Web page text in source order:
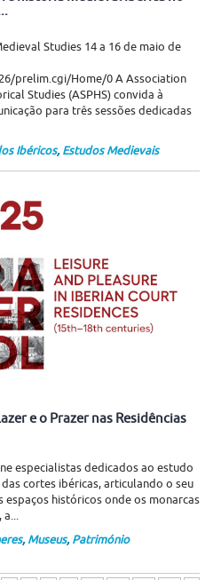
Studies 14 a 16 de maio de
prelim.cgi/Home/0 A Association
Studies (ASPHS) convida à
para três sessões dedicadas
Ibéricos, Estudos Medievais
e o Prazer nas Residências
especialistas dedicados ao estudo
cortes ibéricas, articulando o seu
espaços históricos onde os monarcas
a...
, Museus, Património